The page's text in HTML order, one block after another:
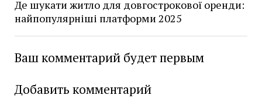
Де шукати житло для довгострокової оренди:
найпопулярніші платформи 2025
Ваш комментарий будет первым
Добавить комментарий